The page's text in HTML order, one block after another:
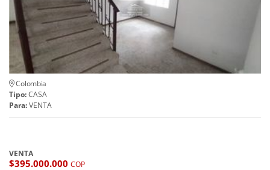
Colombia
Tipo:CASA
Para:VENTA
VENTA
$395.000.000 COP